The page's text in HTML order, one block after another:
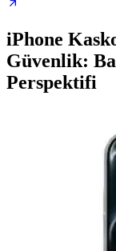
iPhone
Güvenlik:
Perspektifi